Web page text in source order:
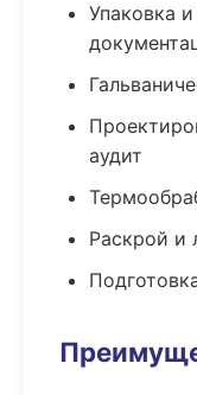
Упаковка
аудит
Раскрой и